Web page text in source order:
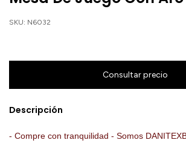
SKU: N6032
Descripción
- Compre con tranquilidad - Somos